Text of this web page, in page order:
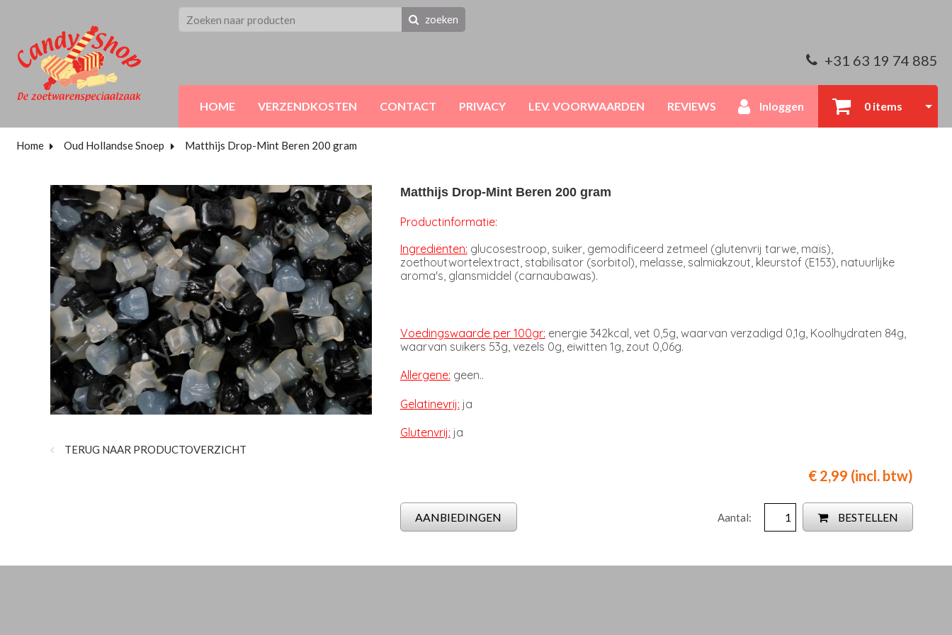
zoeken
+31 63 19 74 885
HOME VERZENDKOSTEN CONTACT PRIVACY LEV. VOORWAARDEN REVIEWS Inloggen 0 items
Home Oud Hollandse Snoep Matthijs Drop-Mint Beren 200 gram
TERUG NAAR PRODUCTOVERZICHT
Matthijs Drop-Mint Beren 200 gram
Productinformatie:
Ingrediënten: glucosestroop, suiker, gemodificeerd zetmeel (glutenvrij tarwe, maïs),
zoethoutwortelextract, stabilisator (sorbitol), melasse, salmiakzout, kleurstof (E153), natuurlijke
aroma's, glansmiddel (carnaubawas).
Voedingswaarde per 100gr: energie 342kcal, vet 0,5g, waarvan verzadigd 0,1g, Koolhydraten 84g,
waarvan suikers 53g, vezels 0g, eiwitten 1g, zout 0,06g.
Allergene: geen..
Gelatinevrij: ja
Glutenvrij: ja
€ 2,99 (incl. btw)
Aantal: BESTELLEN
AANBIEDINGEN